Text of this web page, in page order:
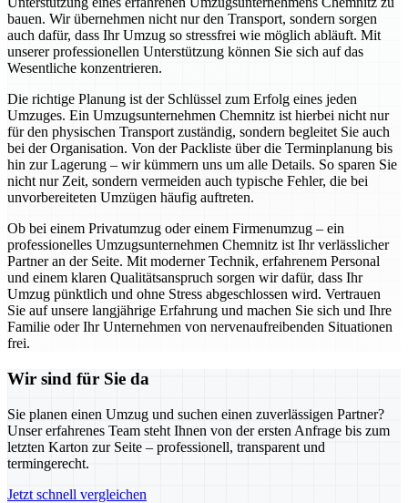
bauen. Wir übernehmen nicht nur den Transport, sondern sorgen
auch dafür, dass Ihr Umzug so stressfrei wie möglich abläuft. Mit
unserer professionellen Unterstützung können Sie sich auf das
Wesentliche konzentrieren.
Die richtige Planung ist der Schlüssel zum Erfolg eines jeden
Umzuges. Ein Umzugsunternehmen Chemnitz ist hierbei nicht nur
für den physischen Transport zuständig, sondern begleitet Sie auch
bei der Organisation. Von der Packliste über die Terminplanung bis
hin zur Lagerung – wir kümmern uns um alle Details. So sparen Sie
nicht nur Zeit, sondern vermeiden auch typische Fehler, die bei
unvorbereiteten Umzügen häufig auftreten.
Ob bei einem Privatumzug oder einem Firmenumzug – ein
professionelles Umzugsunternehmen Chemnitz ist Ihr verlässlicher
Partner an der Seite. Mit moderner Technik, erfahrenem Personal
und einem klaren Qualitätsanspruch sorgen wir dafür, dass Ihr
Umzug pünktlich und ohne Stress abgeschlossen wird. Vertrauen
Sie auf unsere langjährige Erfahrung und machen Sie sich und Ihre
Familie oder Ihr Unternehmen von nervenaufreibenden Situationen
frei.
Wir sind für Sie da
Sie planen einen Umzug und suchen einen zuverlässigen Partner?
Unser erfahrenes Team steht Ihnen von der ersten Anfrage bis zum
letzten Karton zur Seite – professionell, transparent und
termingerecht.
Jetzt schnell vergleichen